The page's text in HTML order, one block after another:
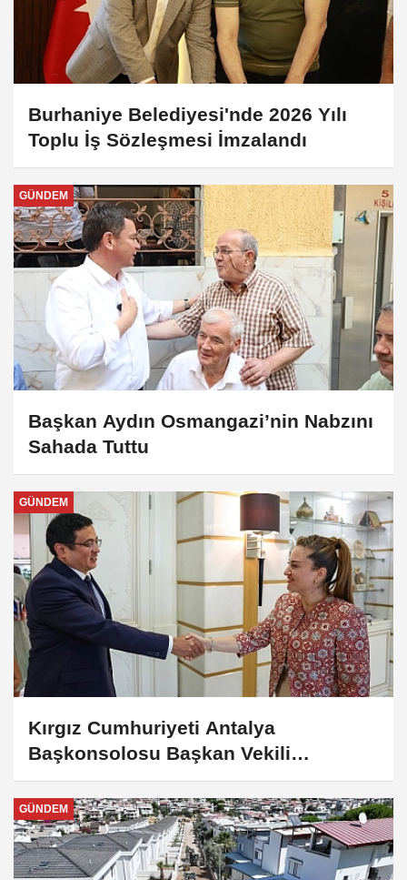
Burhaniye Belediyesi'nde 2026 Yılı
Toplu İş Sözleşmesi İmzalandı
GÜNDEM
Başkan Aydın Osmangazi’nin Nabzını
Sahada Tuttu
GÜNDEM
Kırgız Cumhuriyeti Antalya
Başkonsolosu Başkan Vekili
Özdemir’i ziyaret etti
GÜNDEM